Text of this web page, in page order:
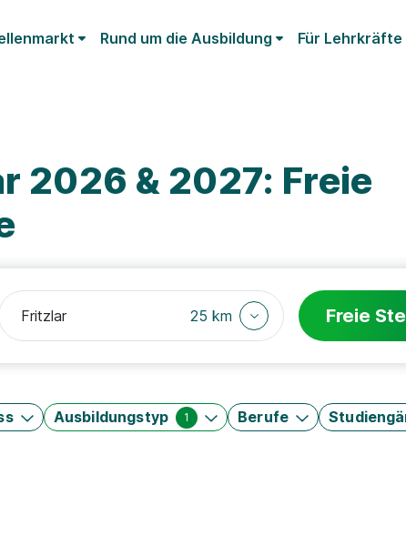
Rund um die Ausbildung Für Lehrkräfte
2026 & 2027: Freie
25 km Freie
Ausbildungstyp 1 Berufe